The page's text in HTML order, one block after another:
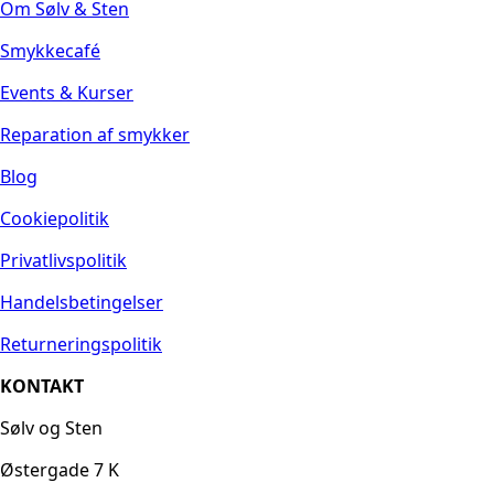
Om Sølv & Sten
Smykkecafé
Events & Kurser
Reparation af smykker
Blog
Cookiepolitik
Privatlivspolitik
Handelsbetingelser
Returneringspolitik
KONTAKT
Sølv og Sten
Østergade 7 K